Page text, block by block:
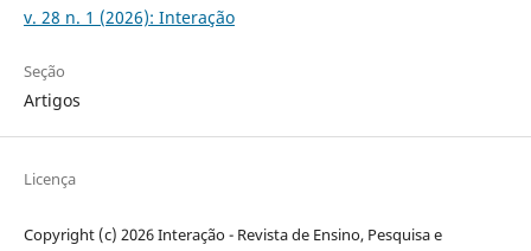
v. 28 n. 1 (2026): Interação
Seção
Artigos
Licença
Copyright (c) 2026 Interação - Revista de Ensino, Pesquisa e